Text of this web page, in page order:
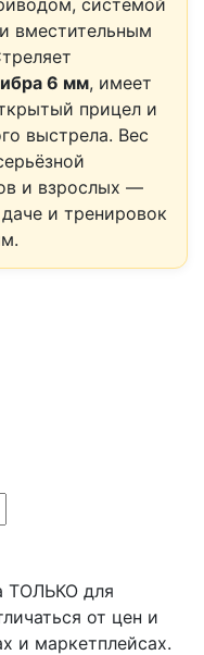
системой
вместительным
6 мм, имеет
прицел и
выстрела. Вес
и взрослых —
и тренировок
ТОЛЬКО для
от цен и
и маркетплейсах.